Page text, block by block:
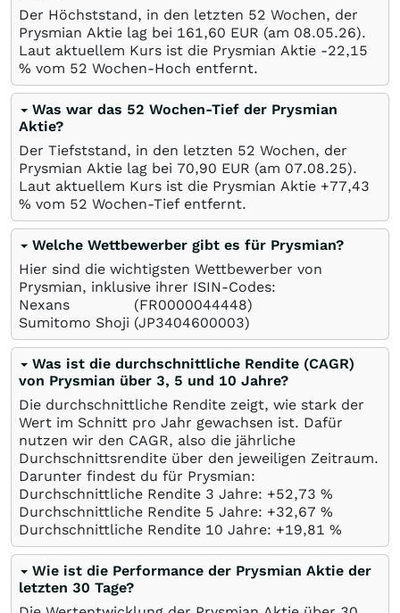
Der Höchststand, in den letzten 52 Wochen, der
Prysmian Aktie lag bei 161,60 EUR (am 08.05.26).
Laut aktuellem Kurs ist die Prysmian Aktie -22,15
% vom 52 Wochen-Hoch entfernt.
Was war das 52 Wochen-Tief der Prysmian
Aktie?
Der Tiefststand, in den letzten 52 Wochen, der
Prysmian Aktie lag bei 70,90 EUR (am 07.08.25).
Laut aktuellem Kurs ist die Prysmian Aktie +77,43
% vom 52 Wochen-Tief entfernt.
Welche Wettbewerber gibt es für Prysmian?
Hier sind die wichtigsten Wettbewerber von
Prysmian, inklusive ihrer ISIN-Codes:
Nexans
(FR0000044448)
Sumitomo Shoji (JP3404600003)
Was ist die durchschnittliche Rendite (CAGR)
von Prysmian über 3, 5 und 10 Jahre?
Die durchschnittliche Rendite zeigt, wie stark der
Wert im Schnitt pro Jahr gewachsen ist. Dafür
nutzen wir den CAGR, also die jährliche
Durchschnittsrendite über den jeweiligen Zeitraum.
Darunter findest du für Prysmian:
Durchschnittliche Rendite 3 Jahre: +52,73 %
Durchschnittliche Rendite 5 Jahre: +32,67 %
Durchschnittliche Rendite 10 Jahre: +19,81 %
Wie ist die Performance der Prysmian Aktie der
letzten 30 Tage?